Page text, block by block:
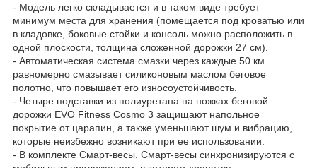
- Модель легко складывается и в таком виде требует
минимум места для хранения (помещается под кроватью или
в кладовке, боковые стойки и консоль можно расположить в
одной плоскости, толщина сложенной дорожки 27 см).
- Автоматическая система смазки через каждые 50 км
равномерно смазывает силиконовым маслом беговое
полотно, что повышает его износоустойчивость.
- Четыре подставки из полиуретана на ножках беговой
дорожки EVO Fitness Cosmo 3 защищают напольное
покрытие от царапин, а также уменьшают шум и вибрацию,
которые неизбежно возникают при ее использовании.
- В комплекте Смарт-весы. Смарт-весы синхронизируются с